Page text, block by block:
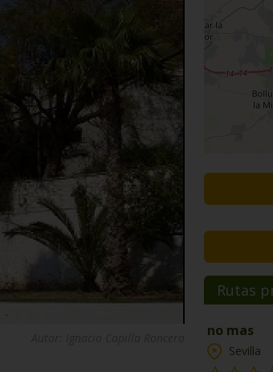
Rutas
no mas
Sevilla